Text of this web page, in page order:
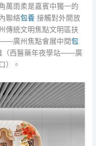
萬雨柔是嘉賓中獨一的
聯絡包養 接觸對外開放
傳統文明焦點文明區扶
廣州焦點會展中間包
（西醫藥年夜學站——廣
）。